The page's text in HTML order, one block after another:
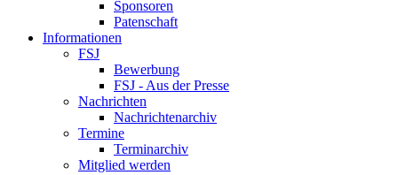
Sponsoren
Patenschaft
Informationen
FSJ
Bewerbung
FSJ - Aus der Presse
Nachrichten
Nachrichtenarchiv
Termine
Terminarchiv
Mitglied werden